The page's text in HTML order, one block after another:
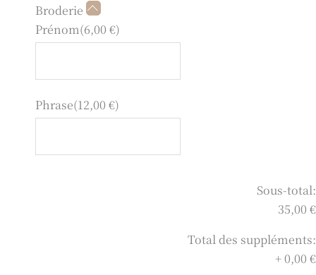
Broderie
Prénom(6,00 €)
Phrase(12,00 €)
Sous-total:
35,00 €
Total des suppléments:
+0,00 €
quantité
de
Trousse
fleur
noisette